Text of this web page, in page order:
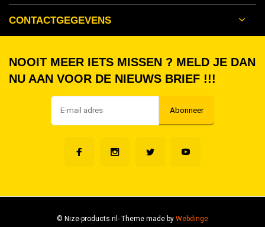
CONTACTGEGEVENS
NOOIT MEER IETS MISSEN ? MELD JE DAN
NU AAN VOOR DE NIEUWS BRIEF !!!
Abonneer
© Nize-products.nl- Theme made byWebdinge